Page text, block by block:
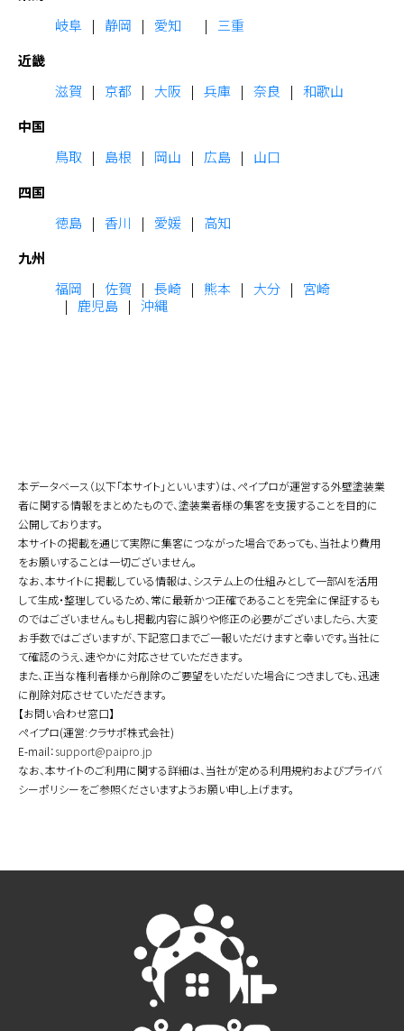
岐阜
静岡 愛知
三重
近畿
滋賀
京都 大阪 兵庫 奈良
和歌山
中国
鳥取
島根 岡山 広島
山口
四国
徳島
香川 愛媛
高知
九州
福岡
佐賀 長崎 熊本 大分
宮崎
鹿児島
沖縄
本データベース（以下「本サイト」といいます）は、ペイプロが運営する外壁塗装業
者に関する情報をまとめたもので、塗装業者様の集客を支援することを目的に
公開しております。
本サイトの掲載を通じて実際に集客につながった場合であっても、当社より費用
をお願いすることは一切ございません。
なお、本サイトに掲載している情報は、システム上の仕組みとして一部AIを活用
して生成・整理しているため、常に最新かつ正確であることを完全に保証するも
のではございません。もし掲載内容に誤りや修正の必要がございましたら、大変
お手数ではございますが、下記窓口までご一報いただけますと幸いです。当社に
て確認のうえ、速やかに対応させていただきます。
また、正当な権利者様から削除のご要望をいただいた場合につきましても、迅速
に削除対応させていただきます。
【お問い合わせ窓口】
ペイプロ(運営:クラサポ株式会社)
E-mail：support@paipro.jp
なお、本サイトのご利用に関する詳細は、当社が定める利用規約およびプライバ
シーポリシーをご参照くださいますようお願い申し上げます。